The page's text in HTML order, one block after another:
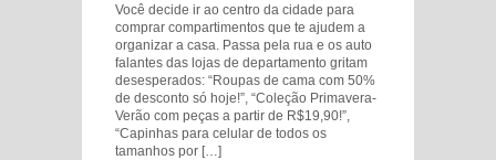
Você decide ir ao centro da cidade para
comprar compartimentos que te ajudem a
organizar a casa. Passa pela rua e os auto
falantes das lojas de departamento gritam
desesperados: “Roupas de cama com 50%
de desconto só hoje!”, “Coleção Primavera-
Verão com peças a partir de R$19,90!”,
“Capinhas para celular de todos os
tamanhos por […]